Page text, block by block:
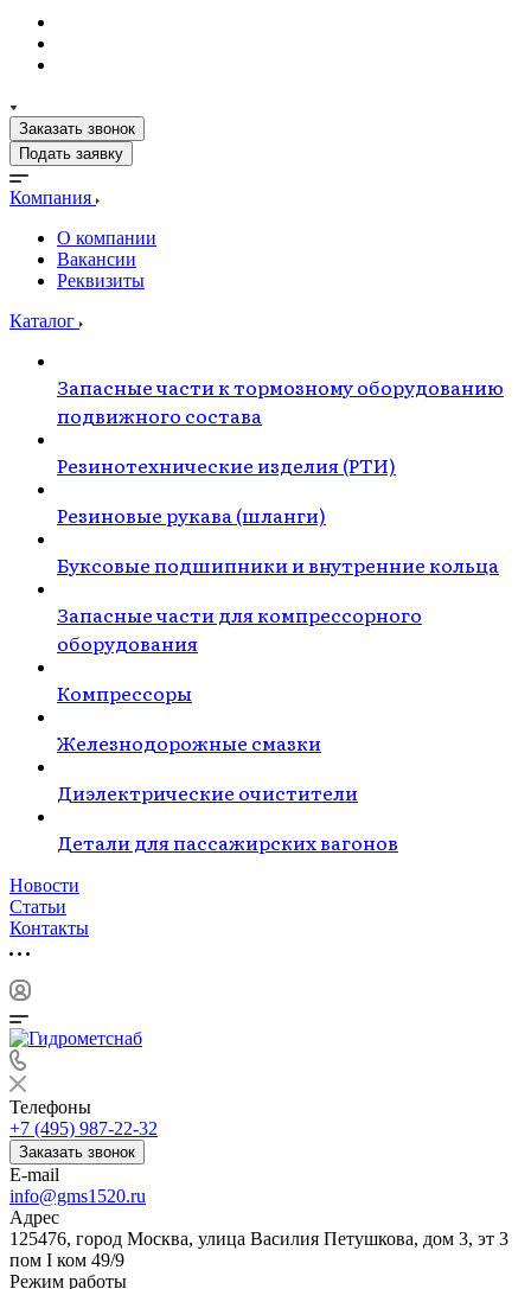
Заказать звонок
Подать заявку
Компания
О компании
Вакансии
Реквизиты
Каталог
Запасные части к тормозному оборудованию
подвижного состава
Резинотехнические изделия (РТИ)
Резиновые рукава (шланги)
Буксовые подшипники и внутренние кольца
Запасные части для компрессорного
оборудования
Компрессоры
Железнодорожные смазки
Диэлектрические очистители
Детали для пассажирских вагонов
Новости
Статьи
Контакты
Телефоны
+7 (495) 987-22-32
Заказать звонок
E-mail
info@gms1520.ru
Адрес
125476, город Москва, улица Василия Петушкова, дом 3, эт 3
пом I ком 49/9
Режим работы